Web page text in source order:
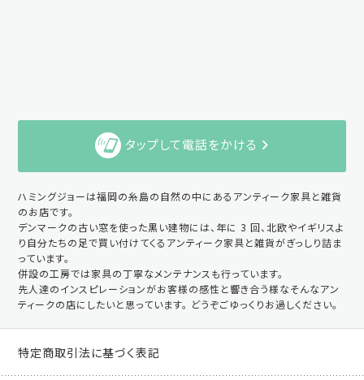
タップして電話をかける
ハミングジョーは福岡の糸島の自然の中にあるアンティーク家具と雑貨
のお店です。
デンマークの古い窓を使った黒い建物には、年に 3 回、北欧やイギリスよ
り自分たちの足で買い付けてくるアンティーク家具と雑貨がぎっしり詰ま
っています。
併設の工房では家具の丁寧なメンテナンスも行っています。
先人達のインスピレーションがお客様の感性と響き合う様なそんなアン
ティークの店にしたいと思っています。 どうぞごゆっくりお過しください。
特定商取引法に基づく表記